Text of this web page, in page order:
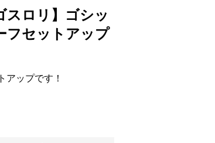
スロリ】ゴシッ
フセットアップ
アップです！